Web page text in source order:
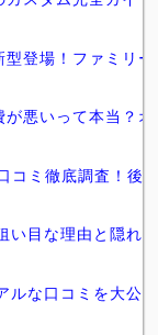
登場！ファミリ
悪いって本当？
コミ徹底調査！後
い目な理由と隠れ
ルな口コミを大公